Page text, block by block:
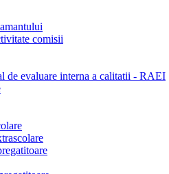
comisii
de evaluare interna a calitatii - RAEI